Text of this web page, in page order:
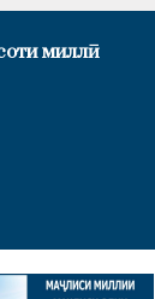
миллӣ